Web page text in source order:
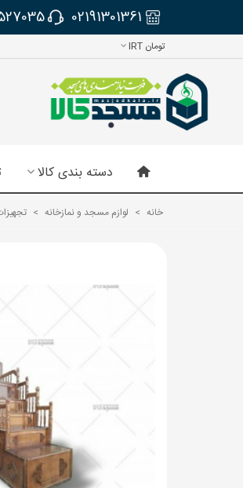
02191301361
تومان IRT
دسته بندی کالا
خانه > لوازم مسجد و نمازخانه >